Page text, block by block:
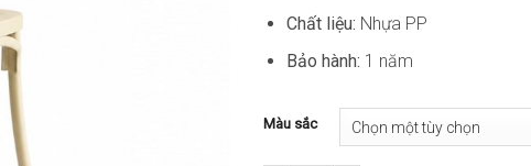
Chất liệu: Nhựa PP
Bảo hành: 1 năm
Màu sắc